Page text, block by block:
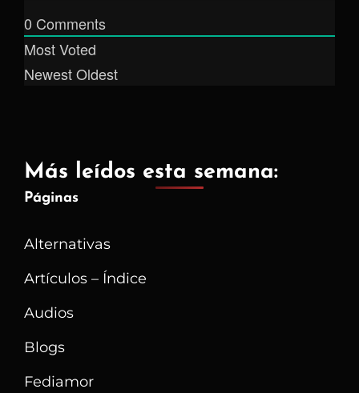
0 Comments
Most Voted
NewestOldest
Más leídos esta semana:
Páginas
Alternativas
Artículos – Índice
Audios
Blogs
Fediamor